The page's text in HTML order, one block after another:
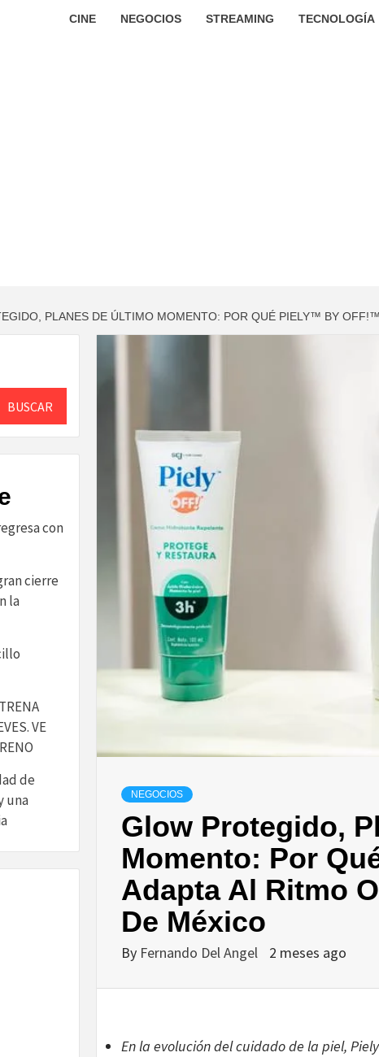
CINE NEGOCIOS STREAMING TECNOLOGÍA
PLANES DE ÚLTIMO MOMENTO: POR QUÉ PIELY™ BY
NEGOCIOS
Glow Protegido,
Momento: Por
Adapta Al Ritmo
De México
By Fernando Del Angel 2 meses ago
En la evolución del cuidado de la piel,
BUSCAR
con
cierre
la
VE
de
una